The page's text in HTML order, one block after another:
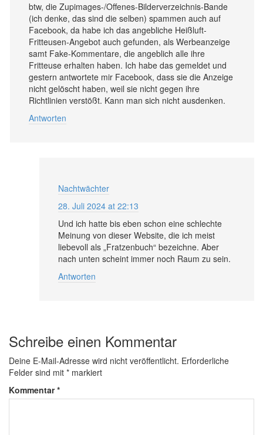
btw, die Zupimages-/Offenes-Bilderverzeichnis-Bande
(ich denke, das sind die selben) spammen auch auf
Facebook, da habe ich das angebliche Heißluft-
Fritteusen-Angebot auch gefunden, als Werbeanzeige
samt Fake-Kommentare, die angeblich alle ihre
Fritteuse erhalten haben. Ich habe das gemeldet und
gestern antwortete mir Facebook, dass sie die Anzeige
nicht gelöscht haben, weil sie nicht gegen ihre
Richtlinien verstößt. Kann man sich nicht ausdenken.
Antworten
Nachtwächter
28. Juli 2024 at 22:13
Und ich hatte bis eben schon eine schlechte
Meinung von dieser Website, die ich meist
liebevoll als „Fratzenbuch“ bezeichne. Aber
nach unten scheint immer noch Raum zu sein.
Antworten
Schreibe einen Kommentar
Deine E-Mail-Adresse wird nicht veröffentlicht. Erforderliche
Felder sind mit * markiert
Kommentar*